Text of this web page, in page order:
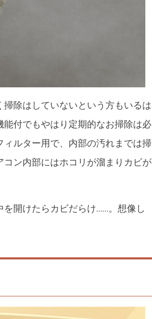
除はしていないという方もいるは
付でもやはり定期的なお掃除は必
ルター用で、内部の汚れまでは掃
ン内部にはホコリが溜まりカビが
開けたらカビだらけ……。想像し